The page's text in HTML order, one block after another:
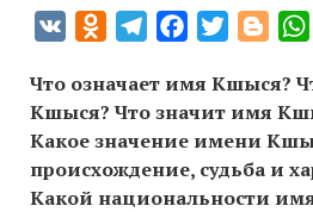
VK Odnoklassniki
TelegramFacebookTwitter
Что означает имя Кшыся?
Кшыся? Что значит имя
Какое значение имени
происхождение, судьба и
Какой национальности